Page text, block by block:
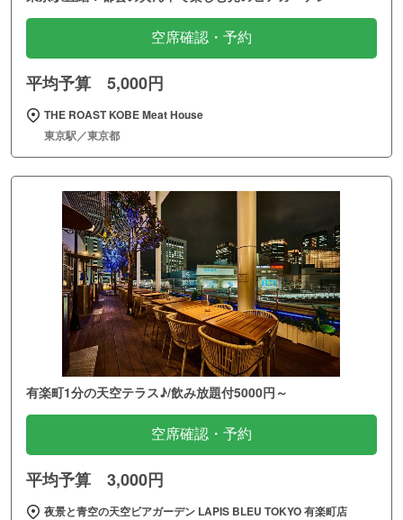
空席確認・予約
平均予算 5,000円
THE ROAST KOBE Meat House
東京駅／東京都
有楽町1分の天空テラス♪/飲み放題付5000円～
空席確認・予約
平均予算 3,000円
夜景と青空の天空ビアガーデン LAPIS BLEU TOKYO 有楽町店